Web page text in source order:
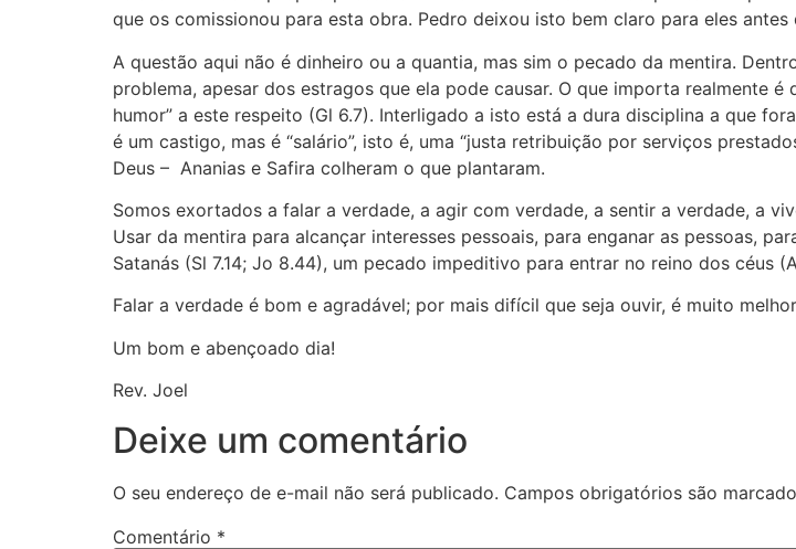
que os comissionou para esta obra. Pedro deixou isto bem claro para eles
A questão aqui não é dinheiro ou a quantia, mas sim o pecado da mentira.
problema, apesar dos estragos que ela pode causar. O que importa realmente é
humor” a este respeito (Gl 6.7). Interligado a isto está a dura disciplina a que
é um castigo, mas é “salário”, isto é, uma “justa retribuição por serviços
Deus – Ananias e Safira colheram o que plantaram.
Somos exortados a falar a verdade, a agir com verdade, a sentir a verdade, a
Usar da mentira para alcançar interesses pessoais, para enganar as pessoas,
Satanás (Sl 7.14; Jo 8.44), um pecado impeditivo para entrar no reino dos céus
Falar a verdade é bom e agradável; por mais difícil que seja ouvir, é muito
Um bom e abençoado dia!
Rev. Joel
Deixe um comentário
O seu endereço de e-mail não será publicado. Campos obrigatórios são
Comentário *